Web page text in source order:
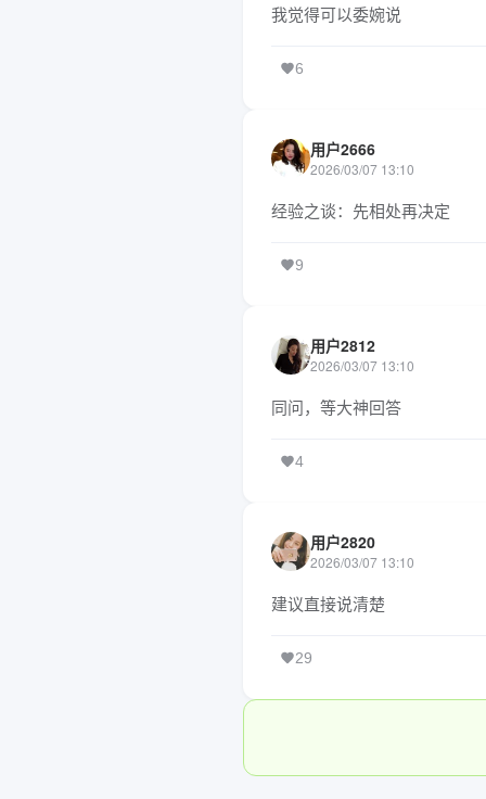
我觉得可以委婉说
6
用户2666
2026/03/07 13:10
经验之谈：先相处再决定
9
用户2812
2026/03/07 13:10
同问，等大神回答
4
用户2820
2026/03/07 13:10
建议直接说清楚
29